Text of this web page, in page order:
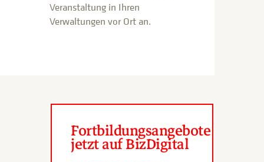
Veranstaltung in Ihren
Verwaltungen vor Ort an.
Fortbildungsangebote
jetzt auf BizDigital